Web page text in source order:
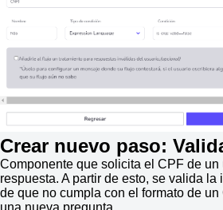
Crear nuevo paso:
Componente que solicita el CPF de un
respuesta. A partir de esto, se valida la
de que no cumpla con el formato de